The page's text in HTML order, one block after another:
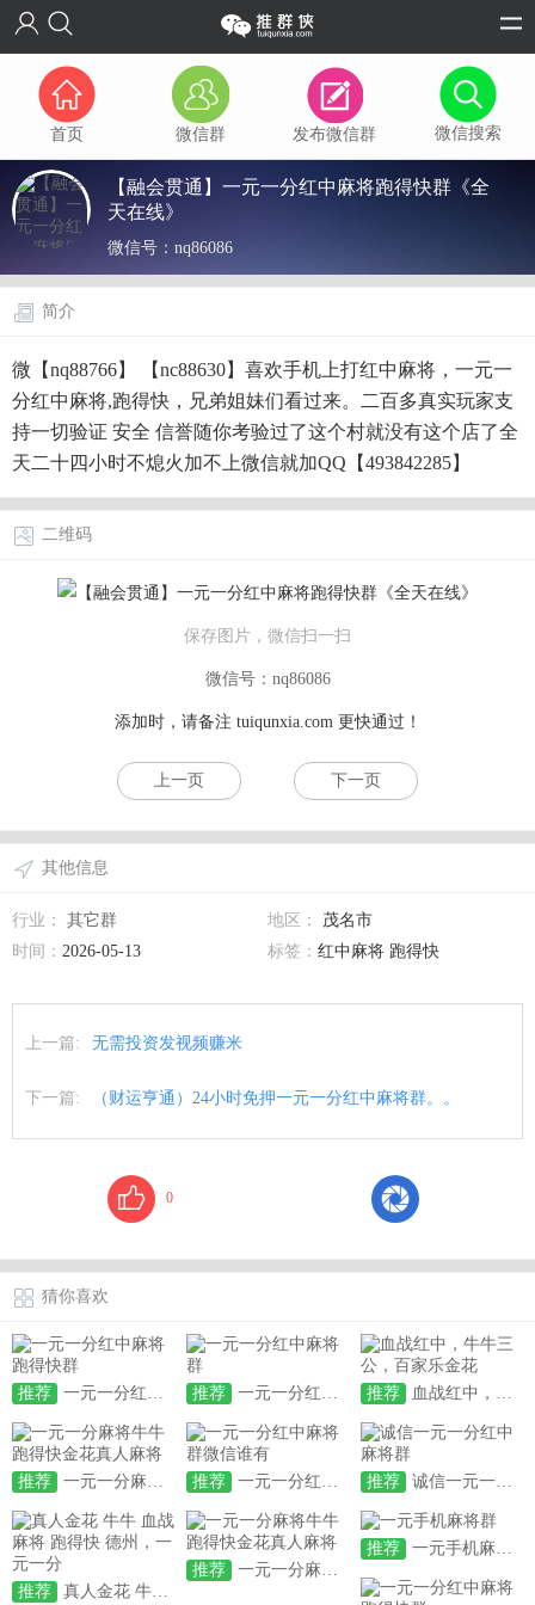
首页 微信群 发布微信群 微信搜索
【融会贯通】一元一分红中麻将跑得快群《全
天在线》
微信号： nq86086
简介
微【nq88766】 【nc88630】喜欢手机上打红中麻将，一元一
分红中麻将,跑得快，兄弟姐妹们看过来。二百多真实玩家支
持一切验证 安全 信誉随你考验过了这个村就没有这个店了全
天二十四小时不熄火加不上微信就加QQ【493842285】
二维码
保存图片，微信扫一扫
微信号：nq86086
添加时，请备注 tuiqunxia.com更快通过！
上一页 下一页
其他信息
行业： 其它群 地区：
茂名市
时间： 2026-05-13 标签： 红中麻将 跑得快
上一篇: 无需投资发视频赚米
下一篇: （财运亨通）24小时免押一元一分红中麻将群。。
0
猜你喜欢
推荐 一元一分红中麻将跑得快群 推荐 一元一分红中麻将群 推荐 血战红中，牛牛三公，百家乐金花
推荐 一元一分麻将牛牛跑得快金花真人麻将 推荐 一元一分红中麻将群微信谁有 推荐 诚信一元一分红中麻将群
推荐 真人金花 牛牛 血战麻将 跑得快 德州，一元一分
推荐 一元一分麻将牛牛跑得快金花真人麻将
推荐 一元手机麻将群